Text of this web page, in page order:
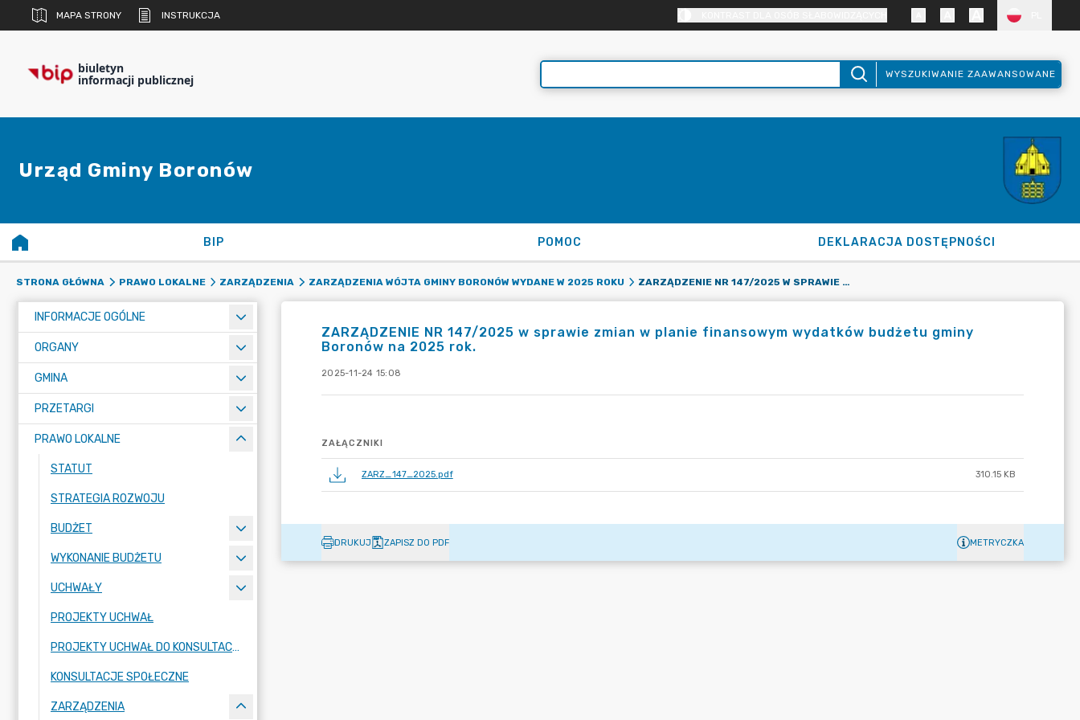
MAPA STRONY INSTRUKCJA
biuletyn
informacji publicznej WYSZUKIWANIE ZAAWANSOWANE
Urząd Gminy Boronów
BIP POMOC DEKLARACJA DOSTĘPNOŚCI
STRONA GŁÓWNA PRAWO LOKALNE ZARZĄDZENIA ZARZĄDZENIA WÓJTA GMINY BORONÓW WYDANE W 2025 ROKU ZARZĄDZENIE NR 147/2025 W SPRAWIE ZMIAN W PLANIE FINANSOWYM WYDATKÓW BUDŻETU GMINY BORONÓW NA 2025 ROK.
INFORMACJE OGÓLNE
ORGANY
GMINA
PRZETARGI
PRAWO LOKALNE
STATUT
STRATEGIA ROZWOJU
BUDŻET
WYKONANIE BUDŻETU
UCHWAŁY
PROJEKTY UCHWAŁ
PROJEKTY UCHWAŁ DO KONSULTACJI
KONSULTACJE SPOŁECZNE
ZARZĄDZENIA
ZARZĄDZENIE NR 147/2025 w sprawie zmian w planie finansowym wydatków budżetu gminy
Boronów na 2025 rok.
2025-11-24 15:08
ZAŁĄCZNIKI
ZARZ_147_2025.pdf 310.15 KB
DRUKUJ ZAPISZ DO PDF METRYCZKA